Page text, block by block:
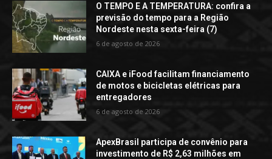
O TEMPO E A TEMPERATURA: confira a
previsão do tempo para a Região
Nordeste nesta sexta-feira (7)
6 de agosto de 2026
CAIXA e iFood facilitam financiamento
de motos e bicicletas elétricas para
entregadores
6 de agosto de 2026
ApexBrasil participa de convênio para
investimento de R$ 2,63 milhões em